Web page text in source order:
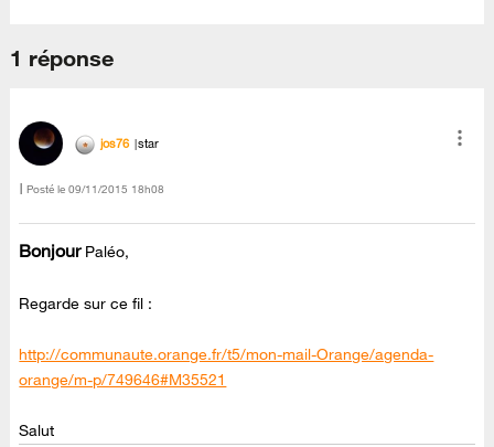
1 réponse
jos76 star
Posté le ‎09/11/2015 18h08
BonjourPaléo,
Regarde sur ce fil :
http://communaute.orange.fr/t5/mon-mail-Orange/agenda-
orange/m-p/749646#M35521
Salut